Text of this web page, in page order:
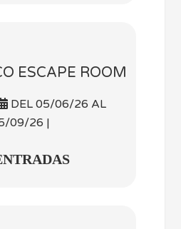
ESCAPE ROOM
DEL 05/06/26 AL
09/26 |